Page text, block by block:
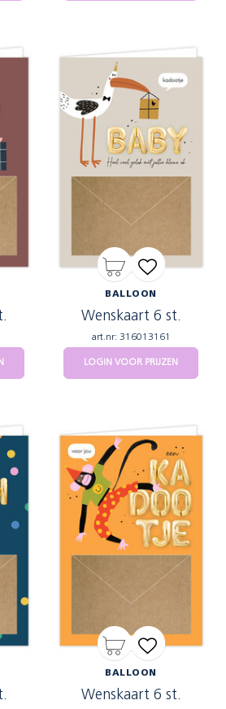
BALLOON
Wenskaart 6 st.
art.nr: 316013161
LOGIN VOOR PRIJZEN
BALLOON
Wenskaart 6 st.